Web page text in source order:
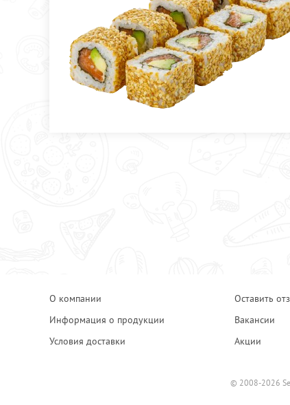
О компании Оставить
Информация о продукции
Вакансии
Условия доставки
Акции
© 2008-2026